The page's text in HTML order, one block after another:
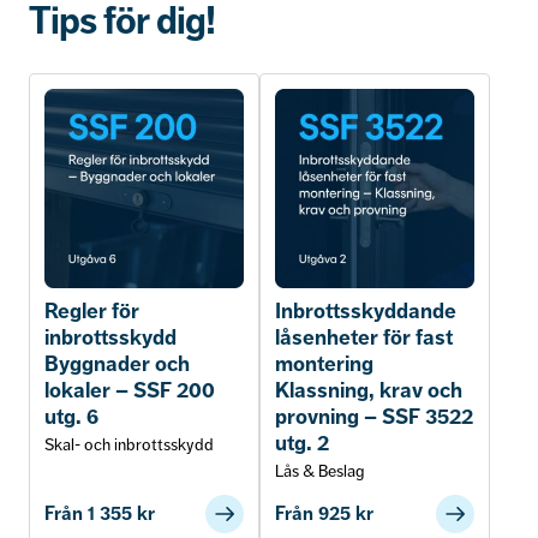
dörr enligt SS-EN 1627 RC 2/MK 2 OBS! måste
vara försedd med en godkänd låsenhet enligt
SSF 3522 lägst klass 3.
Anm. För dörrar i skyddsklass 1 anses
förstärkningsbehör enligt SSF 1096 låsklass 3 och
förstärkningsbehör enligt SS-EN 1906 grade 2
uppfylla kraven.
Förstärkningsbehör kan utgå vid montage i dörr
vilken klassats enligt SSF 1078 lägst klass 1 eller SS-
EN 1627 lägst motståndsklass 2.
SSF 200 skyddsklass 2
dörr enligt SSF 1078 klass 2 eller
Tips för dig!
Regler för
inbrottsskydd
Byggnader och
lokaler – SSF 200
utg. 6
Skal- och inbrottsskydd
Från 1 355 kr
Inbrottsskyddande
låsenheter för fast
montering
Klassning, krav och
provning – SSF 3522
utg. 2
Lås & Beslag
Från 925 kr